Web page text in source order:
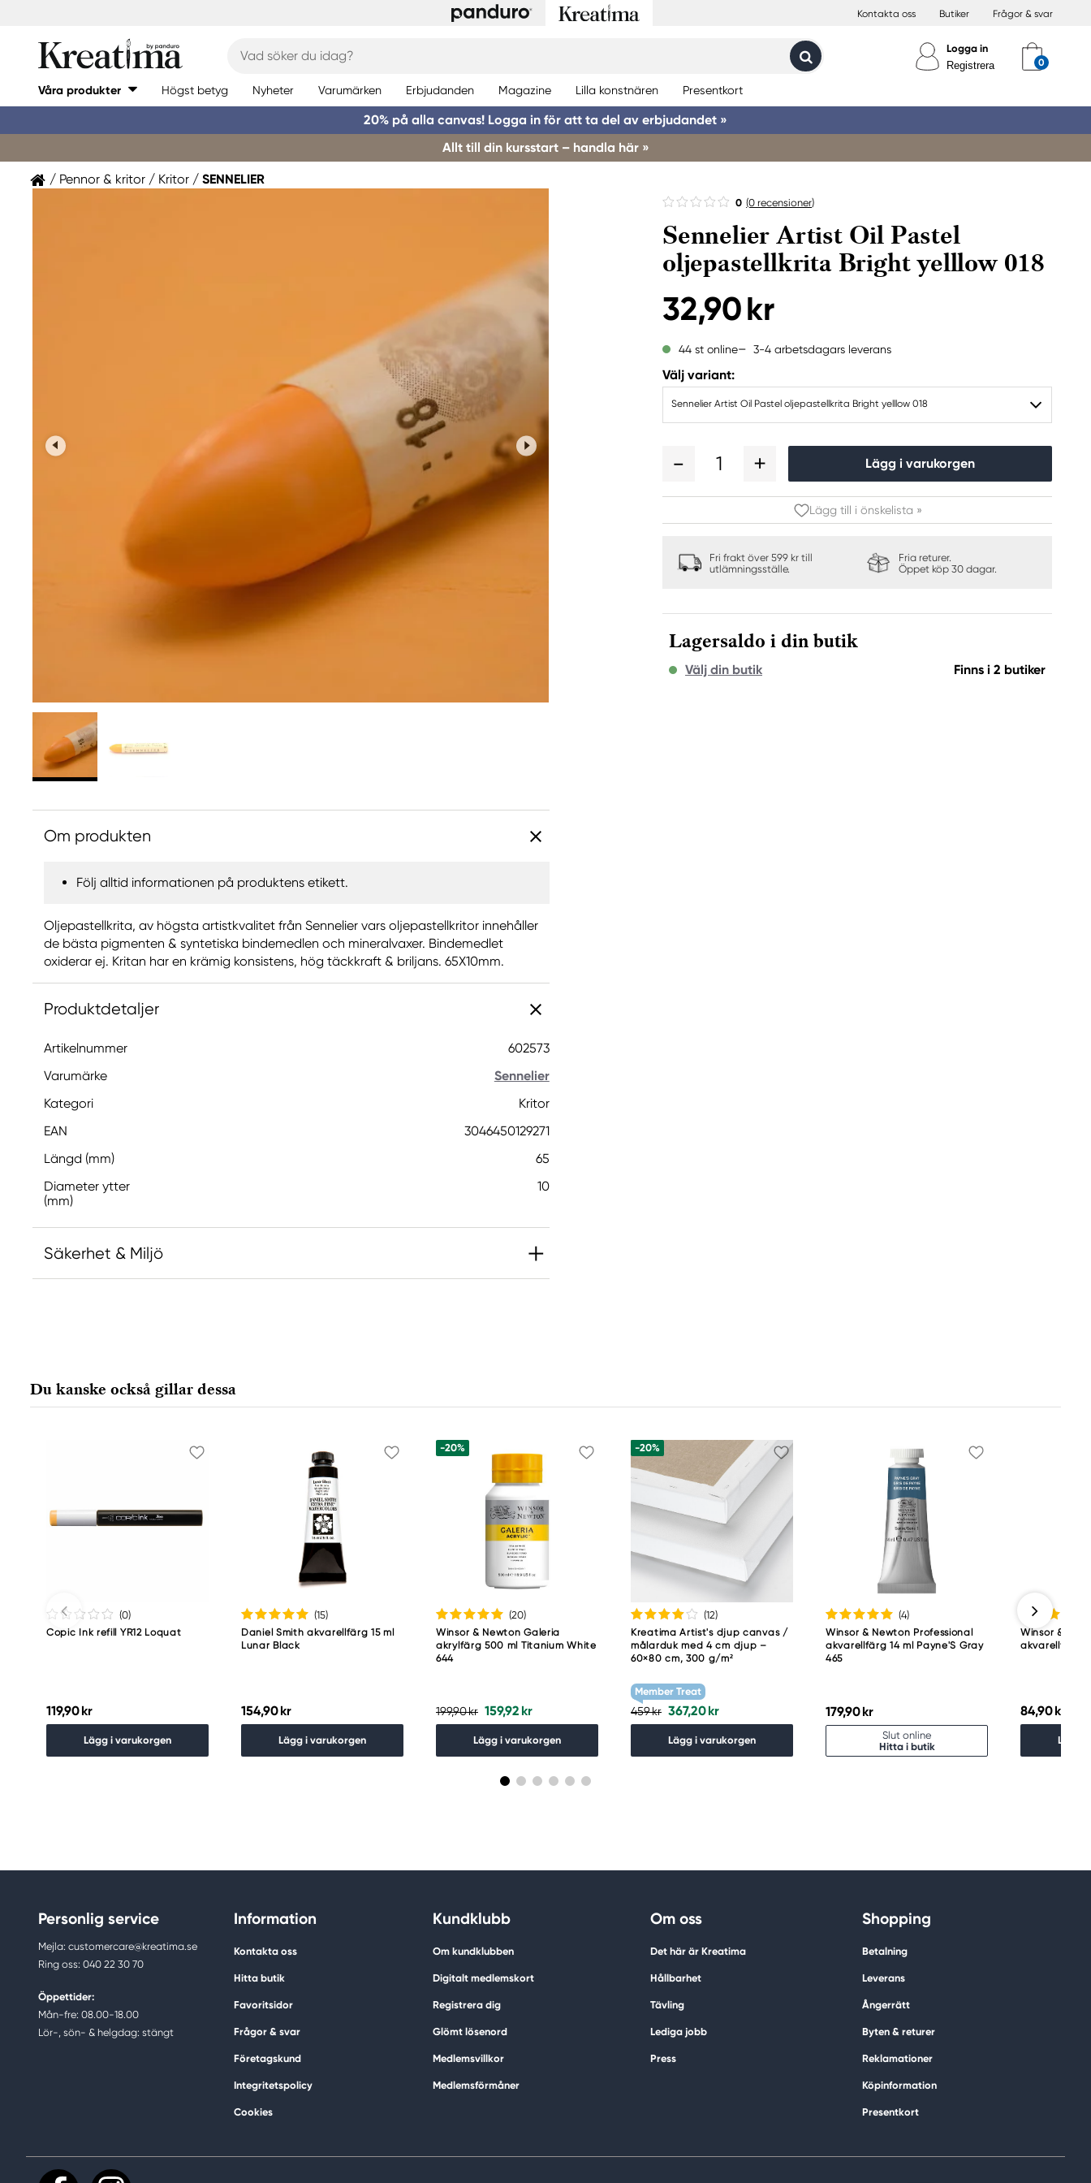
Kontakta oss Butiker Frågor & svar
Logga in
Registrera
Våra produkter Högst betyg Nyheter Varumärken Erbjudanden Magazine Lilla konstnären Presentkort
20% på alla canvas! Logga in för att ta del av erbjudandet »
Allt till din kursstart – handla här »
Pennor & kritor Kritor SENNELIER
0 (0 recensioner)
Sennelier Artist Oil Pastel
oljepastellkrita Bright yelllow 018
32,90 kr
44 st online 3-4 arbetsdagars leverans
Välj variant:
Sennelier Artist Oil Pastel oljepastellkrita Bright yelllow 018
1 Lägg i varukorgen
Lägg till i önskelista »
Fri frakt över 599 kr till
utlämningsställe.
Fria returer.
Öppet köp 30 dagar.
Lagersaldo i din butik
Välj din butik Finns i 2 butiker
Om produkten
Följ alltid informationen på produktens etikett.
Oljepastellkrita, av högsta artistkvalitet från Sennelier vars oljepastellkritor innehåller
de bästa pigmenten & syntetiska bindemedlen och mineralvaxer. Bindemedlet
oxiderar ej. Kritan har en krämig konsistens, hög täckkraft & briljans. 65X10mm.
Produktdetaljer
Artikelnummer
602573
Varumärke
Sennelier
Kategori
Kritor
EAN
3046450129271
Längd (mm)
65
Diameter ytter
(mm)
10
Säkerhet & Miljö
22002 Saint Brieuc cedex, France
mail@raphael.fr
Du kanske också gillar dessa
(0)
Copic Ink refill YR12 Loquat
119,90 kr
Lägg i varukorgen
(15)
Daniel Smith akvarellfärg 15 ml
Lunar Black
154,90 kr
Lägg i varukorgen
-20%
(20)
Winsor & Newton Galeria
akrylfärg 500 ml Titanium White
644
199,90 kr 159,92 kr
Lägg i varukorgen
-20%
(12)
Kreatima Artist's djup canvas /
målarduk med 4 cm djup –
60×80 cm, 300 g/m²
Member Treat
459 kr 367,20 kr
Lägg i varukorgen
(4)
Winsor & Newton Professional
akvarellfärg 14 ml Payne'S Gray
465
179,90 kr
Slut online
Hitta i butik
Winsor &
akvarellfärg 5
84,90 kr
Lägg i
Personlig service
Mejla: customercare@kreatima.se
Ring oss: 040 22 30 70
Öppettider:
Mån-fre: 08.00-18.00
Lör-, sön- & helgdag: stängt
Information
Kontakta oss
Hitta butik
Favoritsidor
Frågor & svar
Företagskund
Integritetspolicy
Cookies
Kundklubb
Om kundklubben
Digitalt medlemskort
Registrera dig
Glömt lösenord
Medlemsvillkor
Medlemsförmåner
Om oss
Det här är Kreatima
Hållbarhet
Tävling
Lediga jobb
Press
Shopping
Betalning
Leverans
Ångerrätt
Byten & returer
Reklamationer
Köpinformation
Presentkort